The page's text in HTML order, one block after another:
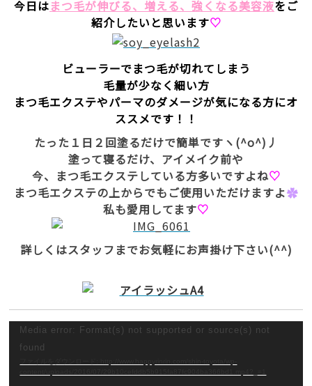
今日はまつ毛が伸びる、増える、強くなる美容液をご
紹介したいと思います♡
ビューラーでまつ毛が切れてしまう
毛量が少なく細い方
まつ毛エクステやパーマのダメージが気になる方にオ
ススメです！！
たった１日２回塗るだけで簡単ですヽ(^o^)丿
塗って寝るだけ、アイメイク前や
今、まつ毛エクステしている方多いですよね♡
まつ毛エクステの上からでもご使用いただけますよ✿
私も愛用してます♡
詳しくはスタッフまでお気軽にお声掛け下さい(^^)
プ
レ
Media error: Format(s) not supported or source(s) not
found